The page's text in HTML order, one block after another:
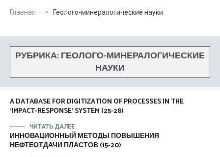
Главная Геолого-минералогические науки
РУБРИКА:ГЕОЛОГО-МИНЕРАЛОГИЧЕСКИЕ
НАУКИ
A DATABASE FOR DIGITIZATION OF PROCESSES IN THE
‘IMPACT-RESPONSE’ SYSTEM (25-28)
ЧИТАТЬ ДАЛЕЕ
ИННОВАЦИОННЫЙ МЕТОДЫ ПОВЫШЕНИЯ
НЕФТЕОТДАЧИ ПЛАСТОВ (15-20)